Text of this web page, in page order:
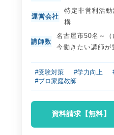
運営会社
特定非営利活
構
講師数
名古屋市50名～（
今働きたい講師が
#受験対策 #学力向上
#プロ家庭教師
資料請求【無料】